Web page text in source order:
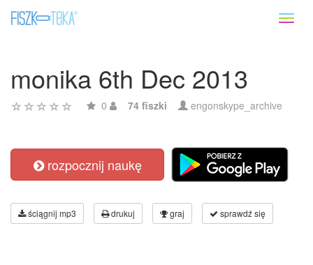
monika 6th Dec 2013
0 74 fiszki engonskype_archive
rozpocznij naukę
ściągnij mp3 drukuj graj sprawdź się